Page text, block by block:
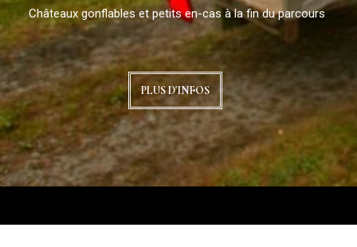
Châteaux gonflables et petits en-cas à la fin du parcours
PLUS D'INFOS